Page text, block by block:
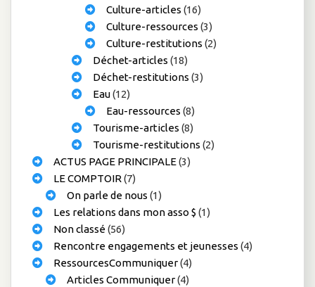
Culture-articles (16)
Culture-ressources (3)
Culture-restitutions (2)
Déchet-articles (18)
Déchet-restitutions (3)
Eau(12)
Eau-ressources (8)
Tourisme-articles (8)
Tourisme-restitutions (2)
ACTUS PAGE PRINCIPALE(3)
LE COMPTOIR (7)
On parle de nous (1)
Les relations dans mon asso $ (1)
Non classé(56)
Rencontre engagements et jeunesses (4)
RessourcesCommuniquer(4)
Articles Communiquer(4)